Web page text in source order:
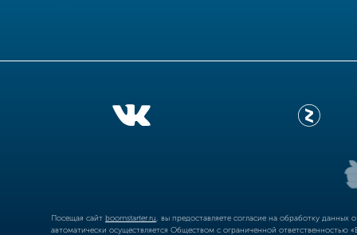
Посещая сайт boomstarter.ru , вы предоставляете согласие на обработку
автоматически осуществляется Обществом с ограниченной